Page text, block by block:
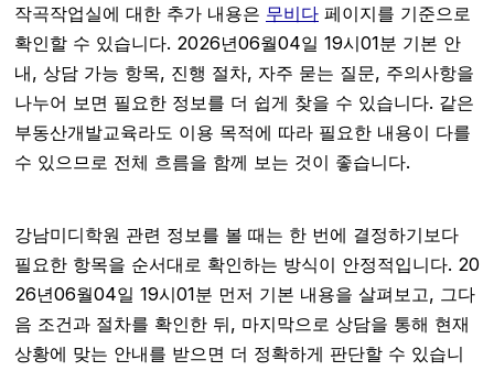
작곡작업실에 대한 추가 내용은 무비다 페이지를 기준으로
확인할 수 있습니다. 2026년06월04일 19시01분 기본 안
내, 상담 가능 항목, 진행 절차, 자주 묻는 질문, 주의사항을
나누어 보면 필요한 정보를 더 쉽게 찾을 수 있습니다. 같은
부동산개발교육라도 이용 목적에 따라 필요한 내용이 다를
수 있으므로 전체 흐름을 함께 보는 것이 좋습니다.
강남미디학원 관련 정보를 볼 때는 한 번에 결정하기보다
필요한 항목을 순서대로 확인하는 방식이 안정적입니다. 20
26년06월04일 19시01분 먼저 기본 내용을 살펴보고, 그다
음 조건과 절차를 확인한 뒤, 마지막으로 상담을 통해 현재
상황에 맞는 안내를 받으면 더 정확하게 판단할 수 있습니